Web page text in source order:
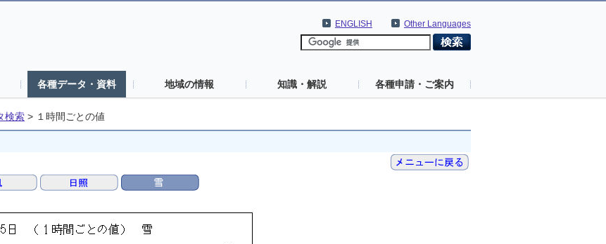
Other Languages
ENGLISH
各種データ・資料 地域の情報 知識・解説 各種申請・ご案内
検索 > １時間ごとの値